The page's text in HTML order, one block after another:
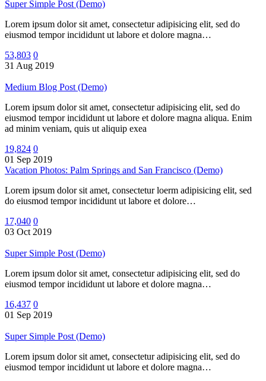
Super Simple Post (Demo)
Lorem ipsum dolor sit amet, consectetur adipisicing elit, sed do
eiusmod tempor incididunt ut labore et dolore magna…
53,803 0
31 Aug 2019
Medium Blog Post (Demo)
Lorem ipsum dolor sit amet, consectetur adipisicing elit, sed do
eiusmod tempor incididunt ut labore et dolore magna aliqua. Enim
ad minim veniam, quis ut aliquip exea
19,824 0
01 Sep 2019
Vacation Photos: Palm Springs and San Francisco (Demo)
Lorem ipsum dolor sit amet, consectetur loerm adipisicing elit, sed
do eiusmod tempor incididunt ut labore et dolore…
17,040 0
03 Oct 2019
Super Simple Post (Demo)
Lorem ipsum dolor sit amet, consectetur adipisicing elit, sed do
eiusmod tempor incididunt ut labore et dolore magna…
16,437 0
01 Sep 2019
Super Simple Post (Demo)
Lorem ipsum dolor sit amet, consectetur adipisicing elit, sed do
eiusmod tempor incididunt ut labore et dolore magna…